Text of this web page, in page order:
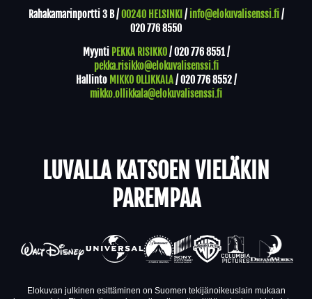
Rahakamarinportti 3 B /00240 HELSINKI / info@elokuvalisenssi.fi/
020 776 8550
Myynti PEKKA RISIKKO/020 776 8551/
pekka.risikko@elokuvalisenssi.fi
Hallinto MIKKO OLLIKKALA/020 776 8552/
mikko.ollikkala@elokuvalisenssi.fi
LUVALLA KATSOEN VIELÄKIN
PAREMPAA
Elokuvan julkinen esittäminen on Suomen tekijänoikeuslain mukaan